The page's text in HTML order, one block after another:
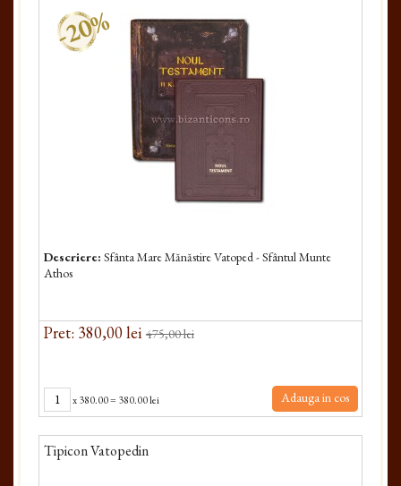
-20%
Descriere: Sfânta Mare Mănăstire Vatoped - Sfântul Munte
Athos
Pret: 380,00 lei 475,00 lei
x380.00= 380.00 lei Adauga in cos
Tipicon Vatopedin